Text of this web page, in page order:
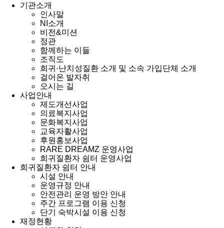
기관소개
인사말
NI소개
비전&미션
정관
함께하는 이들
조직도
희귀·난치성질환 소개 및 소속 가입단체 소개
걸어온 발자취
오시는 길
사업안내
제도개선사업
의료복지사업
문화복지사업
교육자활사업
후원홍보사업
RARE DREAMZ 운영사업
희귀질환자 쉼터 운영사업
희귀질환자 쉼터 안내
시설 안내
운영규정 안내
안전관리 운영 방안 안내
주간 프로그램 이용 신청
단기 숙박시설 이용 신청
재정현황